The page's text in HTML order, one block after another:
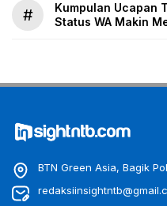
#
Kumpulan Ucapan
Status WA Makin
BTN Green Asia, Bagik